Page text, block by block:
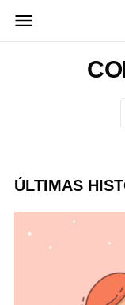
para
ÚLTIMAS